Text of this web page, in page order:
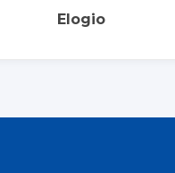
Elogio